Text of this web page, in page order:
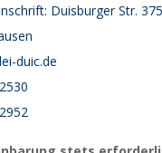
Duisburger Str.
duic.de